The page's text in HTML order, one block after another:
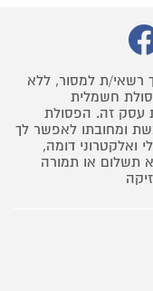
רשאי/ת למסור, ללא
חשמלית
עסק זה. הפסולת
ומחובתו לאפשר לך
ואלקטרוני דומה,
תשלום או תמורה